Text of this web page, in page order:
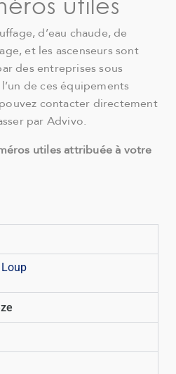
d’eau chaude, de
et les ascenseurs sont
des entreprises sous
de ces équipements
contacter directement
par Advivo.
utiles attribuée à votre
Loup